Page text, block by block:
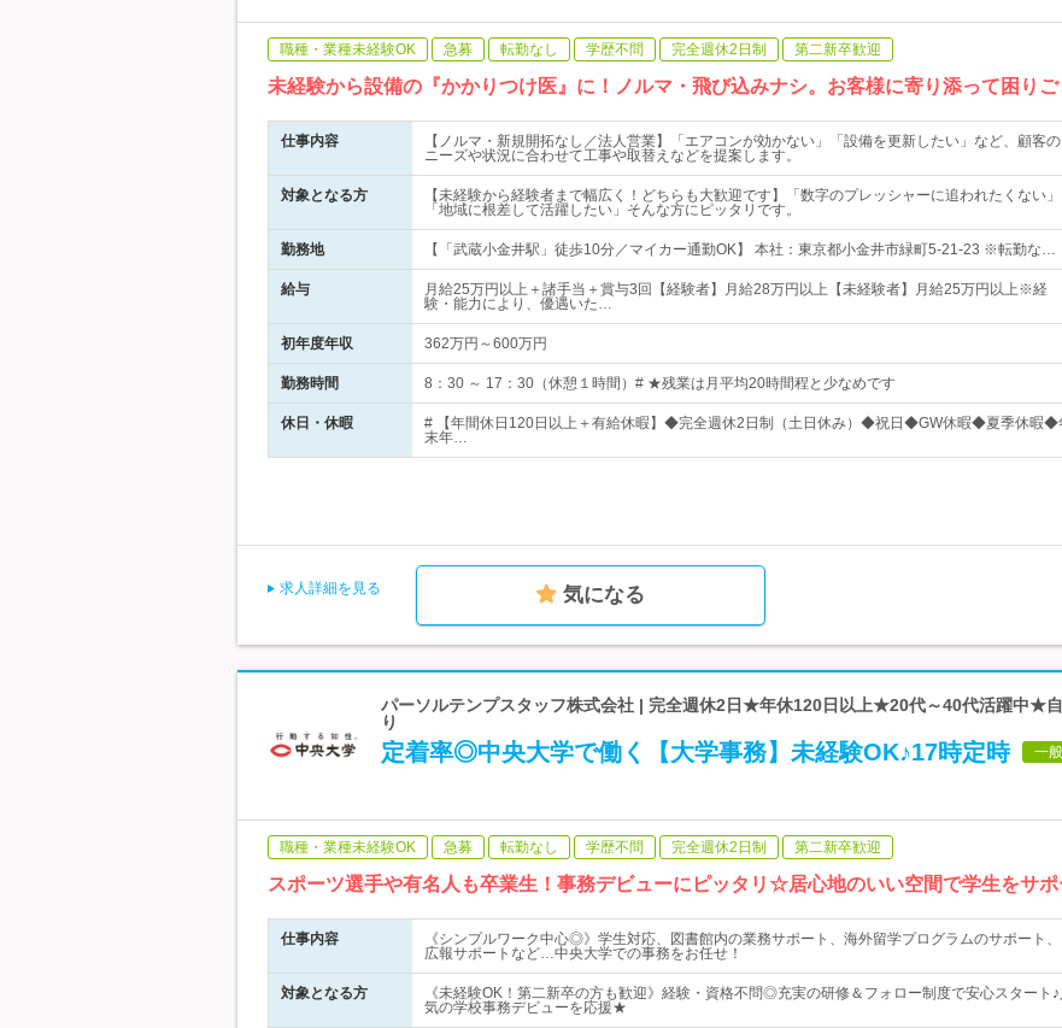
職種・業種未経験OK 急募 転勤なし 学歴不問 完全週休2日制 第二新卒歓迎
未経験から設備の『かかりつけ医』に！ノルマ・飛び込みナシ。お客様に寄り添って困り
仕事内容
【ノルマ・新規開拓なし／法人営業】「エアコンが効かない」「設備を更新したい」など、顧客の
ニーズや状況に合わせて工事や取替えなどを提案します。
対象となる方
【未経験から経験者まで幅広く！どちらも大歓迎です】「数字のプレッシャーに追われたくない」
「地域に根差して活躍したい」そんな方にピッタリです。
勤務地 【「武蔵小金井駅」徒歩10分／マイカー通勤OK】 本社：東京都小金井市緑町5-21-23 ※転勤な…
給与
月給25万円以上＋諸手当＋賞与3回【経験者】月給28万円以上【未経験者】月給25万円以上※経
験・能力により、優遇いた…
初年度年収 362万円～600万円
勤務時間 8：30 ～ 17：30（休憩１時間）# ★残業は月平均20時間程と少なめです
休日・休暇
# 【年間休日120日以上＋有給休暇】◆完全週休2日制（土日休み）◆祝日◆GW休暇◆夏季休暇◆
末年…
求人詳細を見る 気になる
パーソルテンプスタッフ株式会社 | 完全週休2日★年休120日以上★20代～40代活躍中★
り
定着率◎中央大学で働く【大学事務】未経験OK♪17時定時 一
職種・業種未経験OK 急募 転勤なし 学歴不問 完全週休2日制 第二新卒歓迎
スポーツ選手や有名人も卒業生！事務デビューにピッタリ☆居心地のいい空間で学生をサポ
仕事内容
《シンプルワーク中心◎》学生対応、図書館内の業務サポート、海外留学プログラムのサポート、
広報サポートなど…中央大学での事務をお任せ！
対象となる方
《未経験OK！第二新卒の方も歓迎》経験・資格不問◎充実の研修＆フォロー制度で安心スタート♪
気の学校事務デビューを応援★